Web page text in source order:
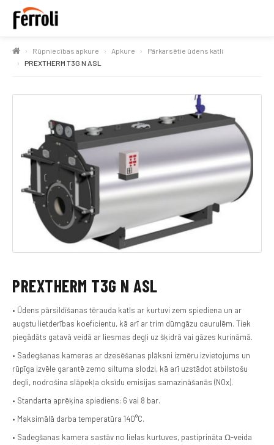
Rūpniecības apkure Apkure
Pārkarsētie ūdens katli
PREXTHERM T3G N ASL
PREXTHERM T3G N ASL
• Ūdens pārsildīšanas tērauda katls ar kurtuvi zem spiediena un ar
augstu lietderības koeficientu, kā arī ar trim dūmgāzu caurulēm. Tiek
piegādāts gatavā veidā ar liesmas degļi uz šķidrā vai gāzes kurināmā.
• Sadegšanas kameras ar dzesēšanas plāksni izmēru izvietojums un
rūpīga izvēle garantē zemo siltuma slodzi, kā arī uzstādot atbilstošu
degli, nodrošina slāpekļa oksīdu emisijas samazināšanās (NOx).
• Standarta aprēķina spiediens: 6 vai 8 bar.
• Maksimālā darba temperatūra 140°C.
• Sadegšanas kamera sastāv no lielas kurtuves, pastiprināta Ω-veida